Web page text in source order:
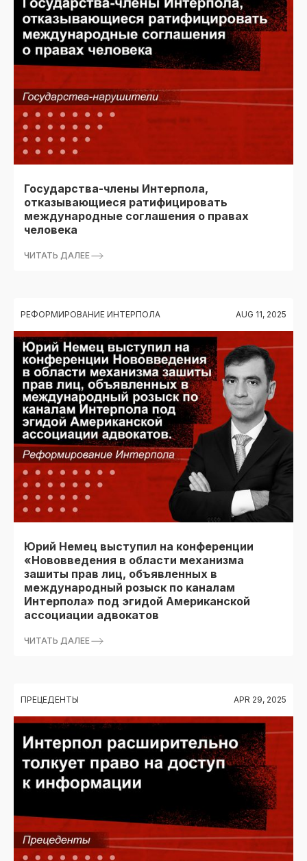
Государства-члены Интерпола,
отказывающиеся ратифицировать
международные соглашения о правах
человека
ЧИТАТЬ ДАЛЕЕ
РЕФОРМИРОВАНИЕ ИНТЕРПОЛА AUG 11, 2025
Юрий Немец выступил на конференции
«Нововведения в области механизма
зашиты прав лиц, объявленных в
международный розыск по каналам
Интерпола» под эгидой Американской
ассоциации адвокатов
ЧИТАТЬ ДАЛЕЕ
ПРЕЦЕДЕНТЫ APR 29, 2025